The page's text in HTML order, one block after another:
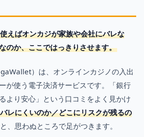
えばオンカジが家族や会社にバレな
か、ここではっきりさせます。
）は、オンラインカジノの入出
が使う電子決済サービスです。「銀行
より安心」という口コミをよく見かけ
レにくいのか／どこにリスクが残るの
、思わぬところで足がつきます。